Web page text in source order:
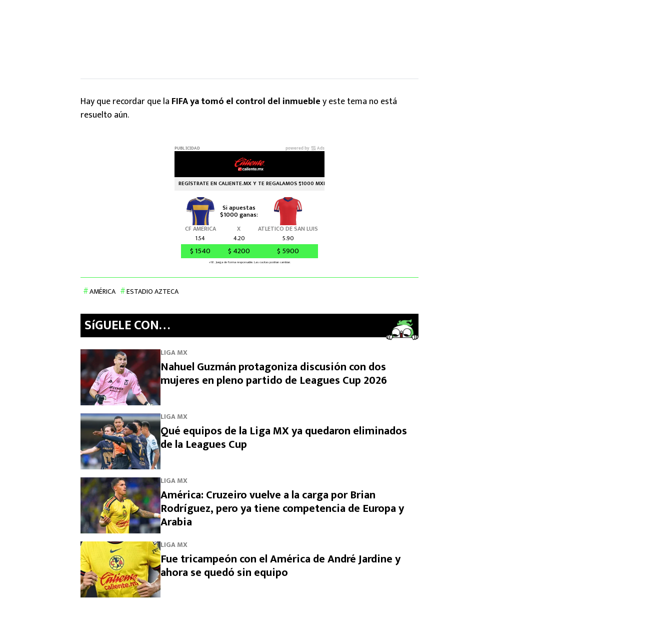
Hay que recordar que la FIFA ya tomó el control del inmuebley este tema no está
resuelto aún.
AMÉRICA ESTADIO AZTECA
SíGUELE CON…
LIGA MX
Nahuel Guzmán protagoniza discusión con dos
mujeres en pleno partido de Leagues Cup 2026
LIGA MX
Qué equipos de la Liga MX ya quedaron eliminados
de la Leagues Cup
LIGA MX
América: Cruzeiro vuelve a la carga por Brian
Rodríguez, pero ya tiene competencia de Europa y
Arabia
LIGA MX
Fue tricampeón con el América de André Jardine y
ahora se quedó sin equipo